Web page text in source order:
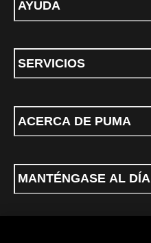
AYUDA
SERVICIOS
ACERCA DE PUMA
MANTÉNGASE AL DÍA